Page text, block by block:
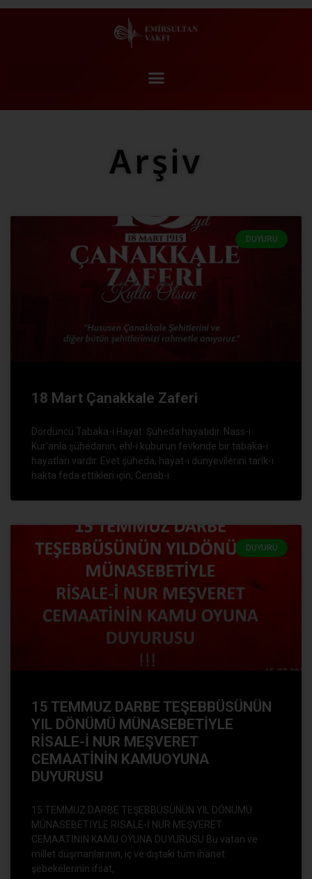
Arşiv
DUYURU
18 Mart Çanakkale Zaferi
Dördüncü Tabaka-i Hayat: Şüheda hayatıdır. Nass-ı
Kur’anla şühedanın, ehl-i kuburun fevkinde bir tabaka-i
hayatları vardır. Evet şüheda, hayat-ı dünyevîlerini tarîk-ı
hakta feda ettikleri için, Cenab-ı
DUYURU
15 TEMMUZ DARBE TEŞEBBÜSÜNÜN
YIL DÖNÜMÜ MÜNASEBETİYLE
RİSALE-İ NUR MEŞVERET
CEMAATİNİN KAMUOYUNA
DUYURUSU
15 TEMMUZ DARBE TEŞEBBÜSÜNÜN YIL DÖNÜMÜ
MÜNASEBETİYLE RİSALE-İ NUR MEŞVERET
CEMAATİNİN KAMU OYUNA DUYURUSU Bu vatan ve
millet düşmanlarının, iç ve dıştaki tüm ihanet
şebekelerinin ifsat,